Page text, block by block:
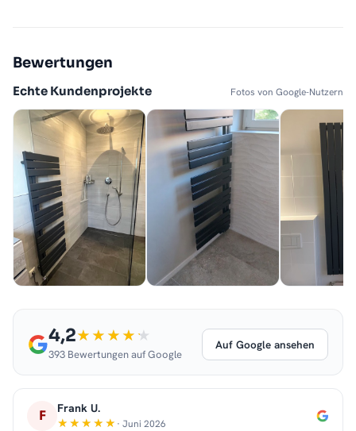
Bewertungen
Echte Kundenprojekte Fotos von Google-Nutzern
4,2
393 Bewertungen auf Google
Auf Google ansehen
F Frank U.
· Juni 2026